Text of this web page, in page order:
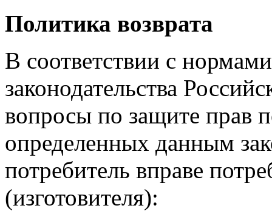
Политика возврата
В соответствии с
законодательства
вопросы по защите прав
определенных данным
потребитель вправе
(изготовителя):